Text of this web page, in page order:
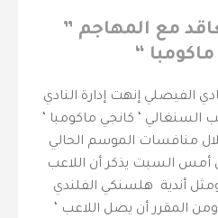
مع المهاجم ”
“
حرمة _ المركز الأعلامي بنادي الفيصلي ‎إنهت إدارة النادي
السنغالي ‘ كانجي ماكومبا ‘
منافسات الموسم الحالي
أمس السبت يذكر أن اللاعب
أندية هلسنكي الفلندي
المقرر أن يصل اللاعب ‘